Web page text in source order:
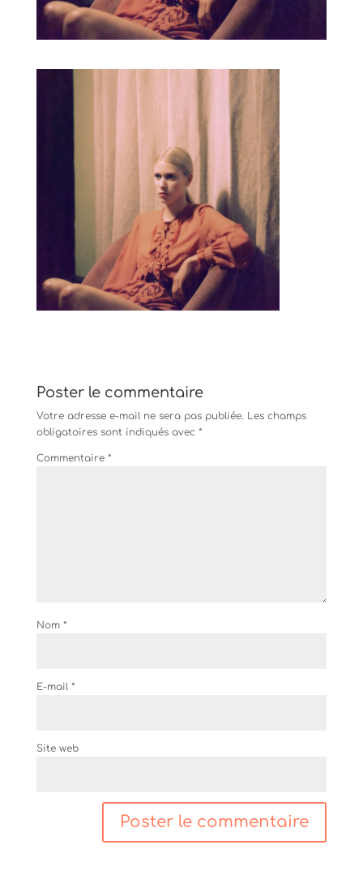
Poster le commentaire
Votre adresse e-mail ne sera pas publiée. Les champs
obligatoires sont indiqués avec *
Commentaire *
Nom *
E-mail *
Site web